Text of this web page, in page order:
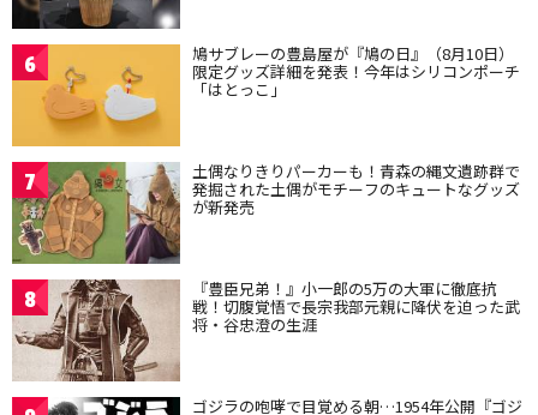
6 鳩サブレーの豊島屋が『鳩の日』（8月10日）
限定グッズ詳細を発表！今年はシリコンポーチ
「はとっこ」
7 土偶なりきりパーカーも！青森の縄文遺跡群で
発掘された土偶がモチーフのキュートなグッズ
が新発売
8 『豊臣兄弟！』小一郎の5万の大軍に徹底抗
戦！切腹覚悟で長宗我部元親に降伏を迫った武
将・谷忠澄の生涯
ゴジラの咆哮で目覚める朝…1954年公開『ゴジ